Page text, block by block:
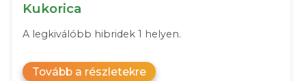
Kukorica
A legkiválóbb hibridek 1 helyen.
Tovább a részletekre